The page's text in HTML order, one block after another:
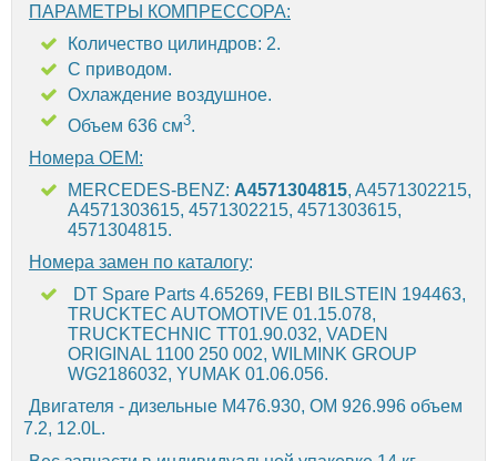
ПАРАМЕТРЫ КОМПРЕССОРА:
Количество цилиндров: 2.
С приводом.
Охлаждение воздушное.
Объем 636 см3.
Номера OEM:
MERCEDES-BENZ: A4571304815, A4571302215,
A4571303615, 4571302215, 4571303615,
4571304815.
Номера замен по каталогу:
DT Spare Parts 4.65269, FEBI BILSTEIN 194463,
TRUCKTEC AUTOMOTIVE 01.15.078,
TRUCKTECHNIC TT01.90.032, VADEN
ORIGINAL 1100 250 002, WILMINK GROUP
WG2186032, YUMAK 01.06.056.
Двигателя - дизельные M476.930, OM 926.996 объем
7.2, 12.0L.